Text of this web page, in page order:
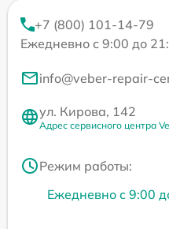
+7 (800) 101-14-79
Ежедневно с 9:00 до
info@veber-repair-
ул. Кирова, 142
Адрес сервисного центра
Режим работы:
Ежедневно с 9:00